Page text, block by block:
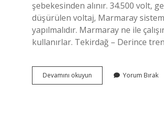
şebekesinden alınır. 34.500 volt,
düşürülen voltaj, Marmaray
yapılmalıdır. Marmaray ne ile
kullanırlar. Tekirdağ – Derince
Devamını okuyun Marmaray
Treni
Yorum Bırak